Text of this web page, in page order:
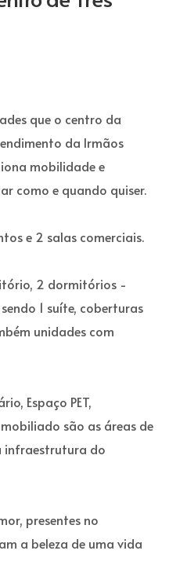
que o centro da
da Irmãos
mobilidade e
como e quando quiser.
e 2 salas comerciais.
2 dormitórios -
1 suíte, coberturas
unidades com
Espaço PET,
são as áreas de
infraestrutura do
presentes no
a beleza de uma vida